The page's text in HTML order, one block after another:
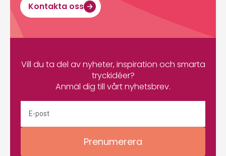
Kontakta oss
Prenumerera
Vill du ta del av nyheter, inspiration och smarta
tryckidéer?
Anmäl dig till vårt nyhetsbrev.